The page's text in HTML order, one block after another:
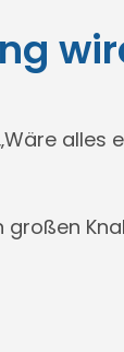
alles
großen